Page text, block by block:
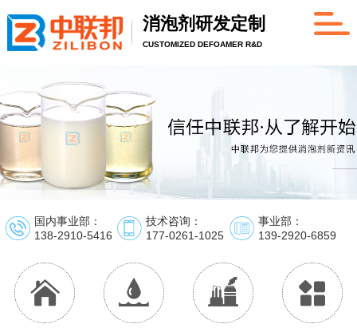
消泡剂研发定制
CUSTOMIZED DEFOAMER R&D
国内事业部：
138-2910-5416
技术咨询：
177-0261-1025
事业部：
139-2920-6859